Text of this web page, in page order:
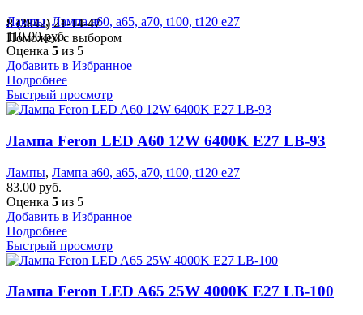
8 (3842) 21-14-47
Поможем с выбором
Лампы,Лампа а60, а65, а70, t100, t120 е27
110.00руб.
Оценка 5 из 5
Добавить в Избранное
Подробнее
Быстрый просмотр
Лампа Feron LED A60 12W 6400K E27 LB-93
Лампы, Лампа а60, а65, а70, t100, t120 е27
83.00 руб.
Оценка 5 из 5
Добавить в Избранное
Подробнее
Быстрый просмотр
Лампа Feron LED A65 25W 4000K E27 LB-100